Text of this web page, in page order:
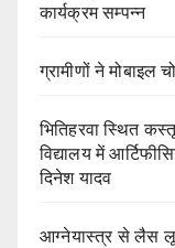
कार्यक्रम सम्पन्न
ग्रामीणों ने मोबाइल
भितिहरवा स्थित
विद्यालय में
दिनेश यादव
आग्नेयास्त्र से लैस